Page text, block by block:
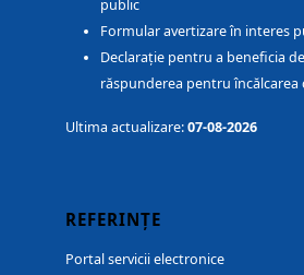
public
Formular avertizare în interes
Declarație pentru a beneficia
răspunderea pentru
Ultima actualizare:07-08-2026
REFERINȚE
Portal servicii electronice